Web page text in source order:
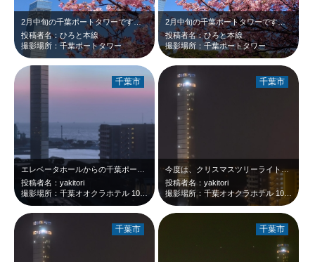
2月中旬の千葉ポートタワーです。野外ステージ脇の河津桜が青空に映えて綺麗でした…
投稿者名：ひろと本線
撮影場所：千葉ポートタワー
2月中旬の千葉ポートタワーです。野外ステージ脇の河津桜が見頃でした。濃いピンク…
投稿者名：ひろと本線
撮影場所：千葉ポートタワー
投稿者名：yakitori
撮影場所：千葉オオクラホテル 10Fエレベータホール
千葉市
今度は、クリスマスツリーライトアップで撮影したいです。port tower a…
投稿者名：yakitori
撮影場所：千葉オオクラホテル 10Fエレベータホール
千葉市
千葉市 千葉市